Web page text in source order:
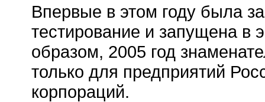
Впервые в этом году была
тестирование и запущена в
образом, 2005 год
только для предприятий
корпораций.